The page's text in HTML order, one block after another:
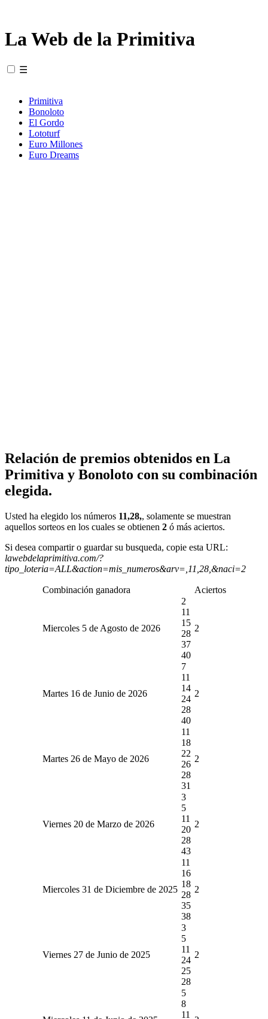
La Web de la Primitiva
☰
Primitiva
Bonoloto
El Gordo
Lototurf
Euro Millones
Euro Dreams
Relación de premios obtenidos en La
Primitiva y Bonoloto con su combinación
elegida.
Usted ha elegido los números 11,28,, solamente se muestran
aquellos sorteos en los cuales se obtienen 2 ó más aciertos.
Si desea compartir o guardar su busqueda, copie esta URL:
lawebdelaprimitiva.com/?
tipo_loteria=ALL&action=mis_numeros&arv=,11,28,&naci=2
Combinación ganadora Aciertos
Miercoles 5 de Agosto de 2026
2
11
15
28
37
40
2
Martes 16 de Junio de 2026
7
11
14
24
28
40
2
Martes 26 de Mayo de 2026
11
18
22
26
28
31
2
Viernes 20 de Marzo de 2026
3
5
11
20
28
43
2
Miercoles 31 de Diciembre de 2025
11
16
18
28
35
38
2
Viernes 27 de Junio de 2025
3
5
11
24
25
28
2
5
8
11